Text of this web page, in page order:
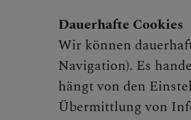
Dauerhafte Cookies
Wir können
Navigation). Es
hängt von den
Übermittlung von